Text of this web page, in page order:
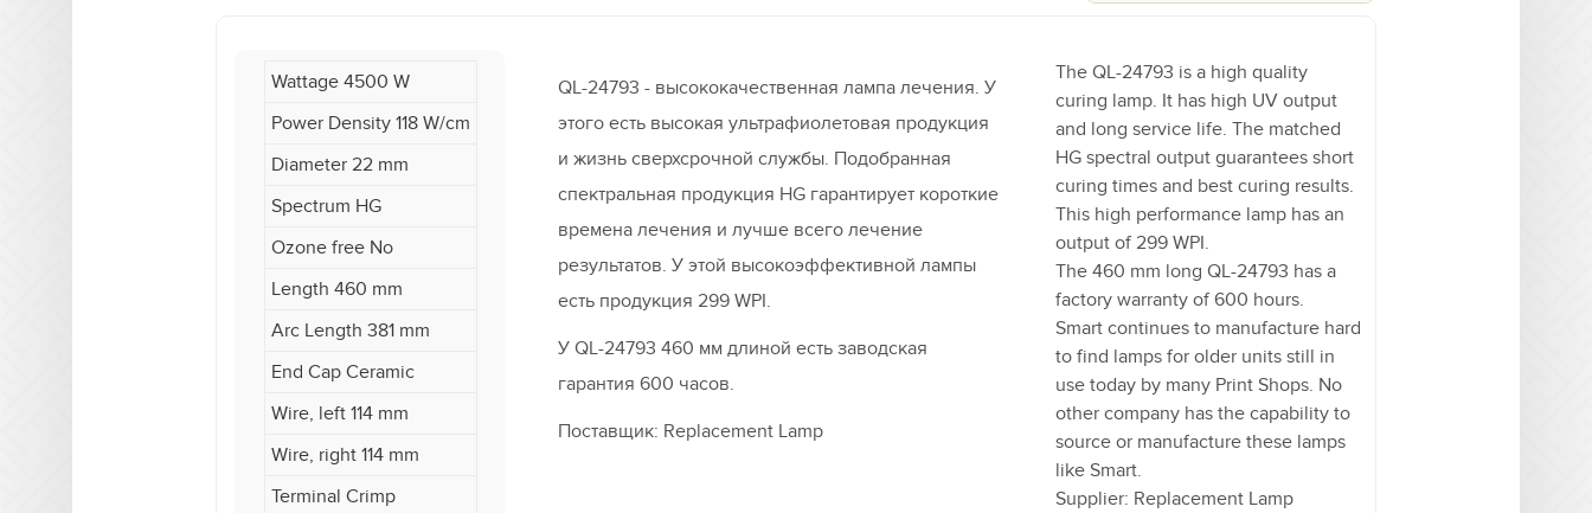
Wattage 4500 W
Power Density 118 W/cm
Diameter 22 mm
Spectrum HG
Ozone free No
Length 460 mm
Arc Length 381 mm
End Cap Ceramic
Wire, left 114 mm
Wire, right 114 mm
Terminal Crimp
QL-24793 - высококачественная лампа лечения. У
этого есть высокая ультрафиолетовая продукция
и жизнь сверхсрочной службы. Подобранная
спектральная продукция HG гарантирует короткие
времена лечения и лучше всего лечение
результатов. У этой высокоэффективной лампы
есть продукция 299 WPI.
У QL-24793 460 мм длиной есть заводская
гарантия 600 часов.
Поставщик: Replacement Lamp
The QL-24793 is a high quality
curing lamp. It has high UV output
and long service life. The matched
HG spectral output guarantees short
curing times and best curing results.
This high performance lamp has an
output of 299 WPI.
The 460 mm long QL-24793 has a
factory warranty of 600 hours.
Smart continues to manufacture hard
to find lamps for older units still in
use today by many Print Shops. No
other company has the capability to
source or manufacture these lamps
like Smart.
Supplier: Replacement Lamp